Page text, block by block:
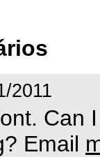
2011
Can
Email